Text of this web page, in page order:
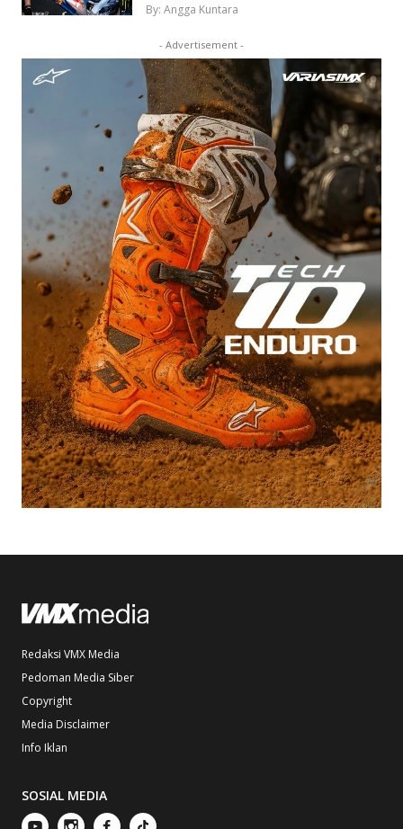
By: Angga Kuntara
- Advertisement -
Redaksi VMX Media
Pedoman Media Siber
Copyright
Media Disclaimer
Info Iklan
SOSIAL MEDIA